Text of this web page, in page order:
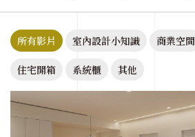
所有影片 室內設計小知識 商業空間
住宅開箱 系統櫃 其他